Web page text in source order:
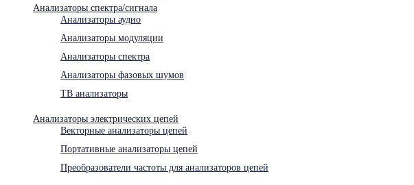
Анализаторы спектра/сигнала
Анализаторы аудио
Анализаторы модуляции
Анализаторы спектра
Анализаторы фазовых шумов
ТВ анализаторы
Анализаторы электрических цепей
Векторные анализаторы цепей
Портативные анализаторы цепей
Преобразователи частоты для анализаторов цепей